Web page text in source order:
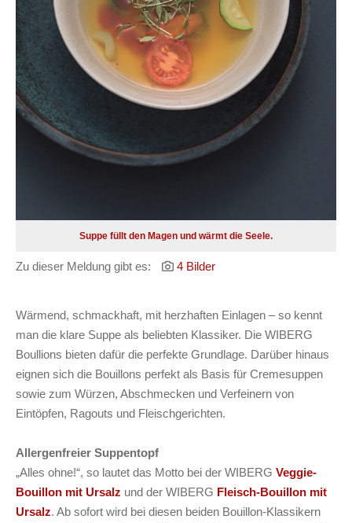
Suppe füllt den Magen und wärmt die Seele.
Zu dieser Meldung gibt es: 4 Bilder
Wärmend, schmackhaft, mit herzhaften Einlagen – so kennt
man die klare Suppe als beliebten Klassiker. Die WIBERG
Boullions bieten dafür die perfekte Grundlage. Darüber hinaus
eignen sich die Bouillons perfekt als Basis für Cremesuppen
sowie zum Würzen, Abschmecken und Verfeinern von
Eintöpfen, Ragouts und Fleischgerichten.
Allergenfreier Suppentopf
„Alles ohne!“, so lautet das Motto bei der WIBERG Veggie-
Bouillon mit Ursalz und der WIBERG Fleisch-Bouillon mit
Ursalz. Ab sofort wird bei diesen beiden Bouillon-Klassikern